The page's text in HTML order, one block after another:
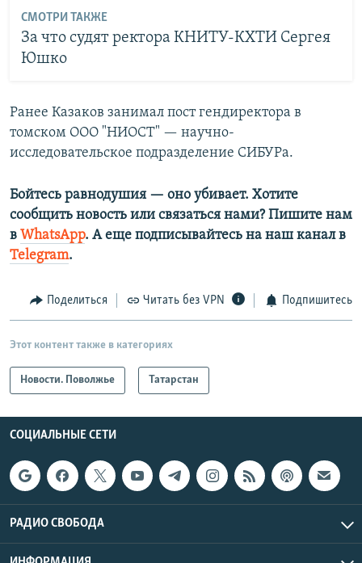
СМОТРИ ТАКЖЕ
За что судят ректора КНИТУ-КХТИ Сергея
Юшко
Ранее Казаков занимал пост гендиректора в
томском ООО "НИОСТ" — научно-
исследовательское подразделение СИБУРа.
Бойтесь равнодушия — оно убивает. Хотите
сообщить новость или связаться нами? Пишите нам
в WhatsApp. А еще подписывайтесь на наш канал в
Telegram.
Поделиться Читать без VPN Подпишитесь
Этот контент также в категориях
Новости. Поволжье Татарстан
СОЦИАЛЬНЫЕ СЕТИ
РАДИО СВОБОДА